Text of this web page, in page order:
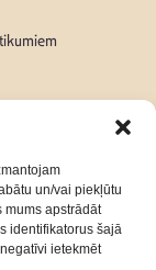
un/vai piekļūtu
apstrādāt
identifikatorus šajā
ietekmēt